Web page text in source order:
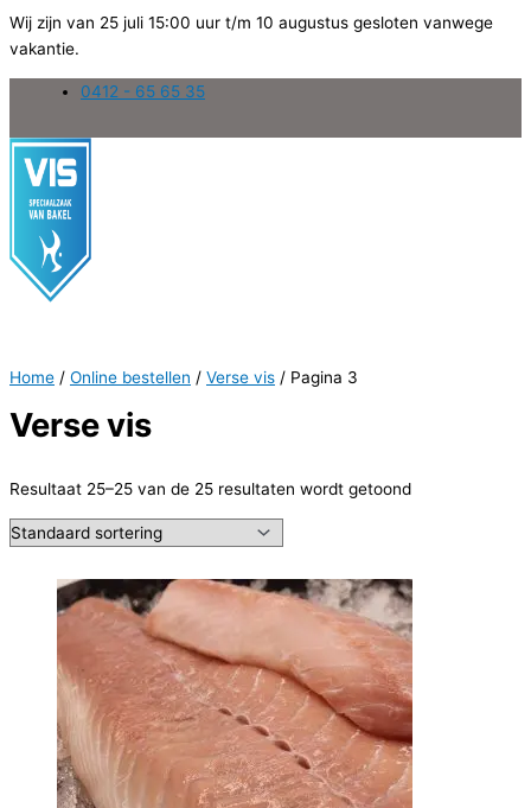
Wij zijn van 25 juli 15:00 uur t/m 10 augustus gesloten vanwege
vakantie.
inhoud
0412 - 65 65 35
Home / Online bestellen / Verse vis / Pagina 3
Verse vis
Resultaat 25–25 van de 25 resultaten wordt getoond